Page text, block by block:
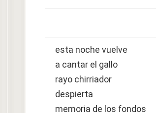
esta noche vuelve
a cantar el gallo
rayo chirriador
despierta
memoria de los fondos